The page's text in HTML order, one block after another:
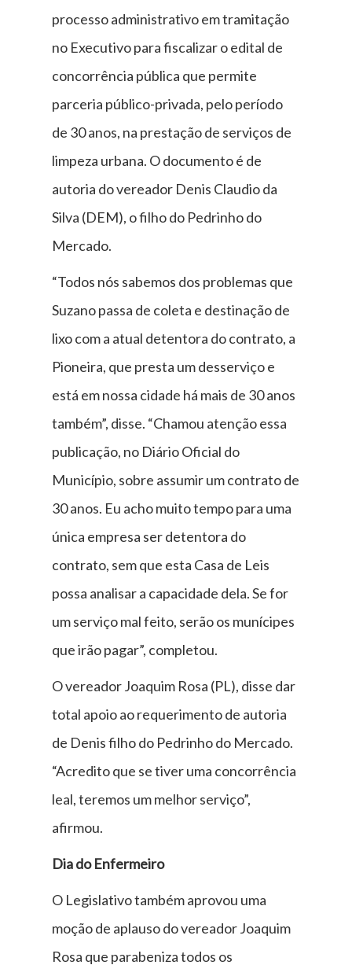
processo administrativo em tramitação
no Executivo para fiscalizar o edital de
concorrência pública que permite
parceria público-privada, pelo período
de 30 anos, na prestação de serviços de
limpeza urbana. O documento é de
autoria do vereador Denis Claudio da
Silva (DEM), o filho do Pedrinho do
Mercado.
“Todos nós sabemos dos problemas que
Suzano passa de coleta e destinação de
lixo com a atual detentora do contrato, a
Pioneira, que presta um desserviço e
está em nossa cidade há mais de 30 anos
também”, disse. “Chamou atenção essa
publicação, no Diário Oficial do
Município, sobre assumir um contrato de
30 anos. Eu acho muito tempo para uma
única empresa ser detentora do
contrato, sem que esta Casa de Leis
possa analisar a capacidade dela. Se for
um serviço mal feito, serão os munícipes
que irão pagar”, completou.
O vereador Joaquim Rosa (PL), disse dar
total apoio ao requerimento de autoria
de Denis filho do Pedrinho do Mercado.
“Acredito que se tiver uma concorrência
leal, teremos um melhor serviço”,
afirmou.
Dia do Enfermeiro
O Legislativo também aprovou uma
moção de aplauso do vereador Joaquim
Rosa que parabeniza todos os